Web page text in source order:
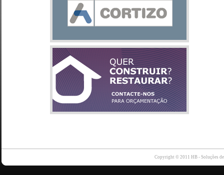
Copyright © 2011 HB - Soluções